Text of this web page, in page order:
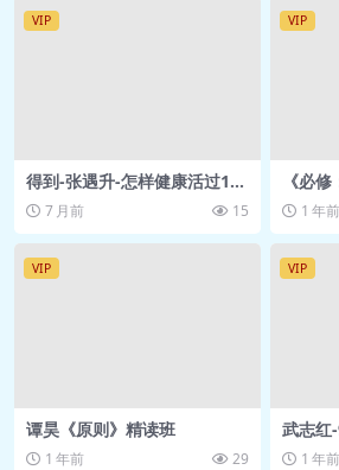
在这个开场白里，我想跟各位
讲书，希望你有一下心事，
里，第四步，典中的经典再
得慢一点，这星期就过得非常
人读书的经验起，是一个非
的人，总认为无论聪明人还
VIP
得到-张遇升-怎样健康活过100
岁 网盘资源
7 月前 15
VIP
《必
故》走
着 1 年前
VIP
谭昊《原则》精读班
1 年前 29
VIP
武志红
理学课
1 年前